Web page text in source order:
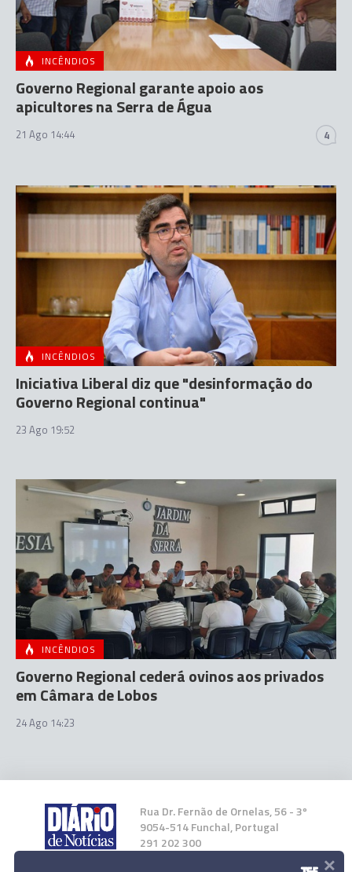
INCÊNDIOS
Governo Regional garante apoio aos
apicultores na Serra de Água
21 Ago 14:44 4
INCÊNDIOS
Iniciativa Liberal diz que "desinformação do
Governo Regional continua"
23 Ago 19:52
INCÊNDIOS
Governo Regional cederá ovinos aos privados
em Câmara de Lobos
24 Ago 14:23
Rua Dr. Fernão de Ornelas, 56 - 3º
9054-514 Funchal, Portugal
291 202 300
×